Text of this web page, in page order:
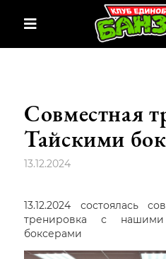
Совместная
Тайскими
13.12.2024
13.12.2024 состоялась
тренировка с
боксерами